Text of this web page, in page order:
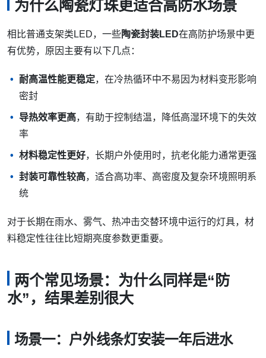
为什么陶瓷灯珠更适合高防水场景
相比普通支架类LED，一些陶瓷封装LED在高防护场景中更
有优势，原因主要有以下几点：
耐高温性能更稳定，在冷热循环中不易因为材料变形影响
密封
导热效率更高，有助于控制结温，降低高湿环境下的失效
率
材料稳定性更好，长期户外使用时，抗老化能力通常更强
封装可靠性较高，适合高功率、高密度及复杂环境照明系
统
对于长期在雨水、雾气、热冲击交替环境中运行的灯具，材
料稳定性往往比短期亮度参数更重要。
两个常见场景：为什么同样是“防
水”，结果差别很大
场景一：户外线条灯安装一年后进水